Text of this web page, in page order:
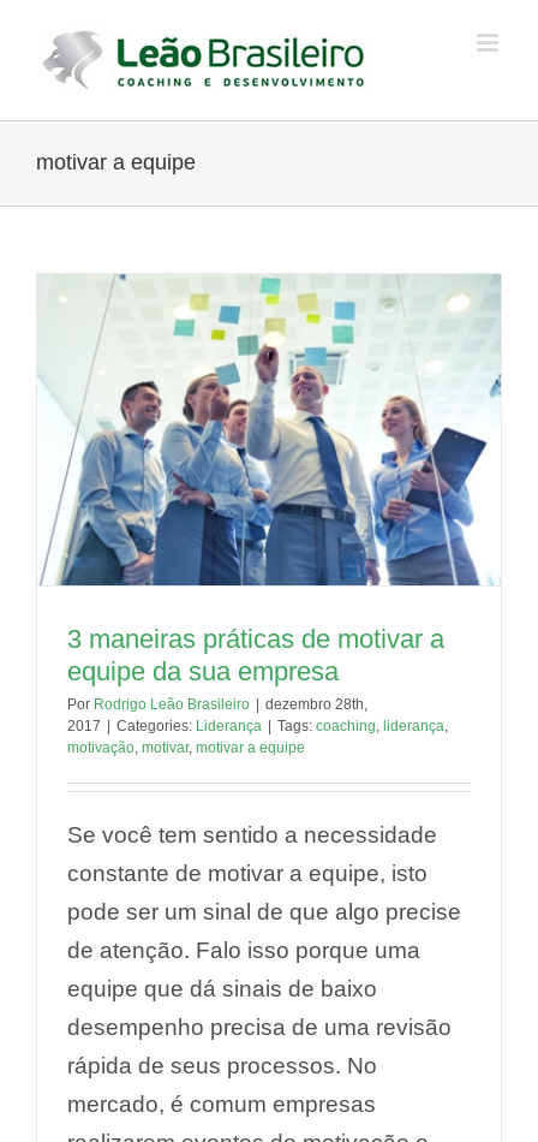
para
motivar a equipe
3 maneiras práticas de motivar a
equipe da sua empresa
Por Rodrigo Leão Brasileiro | dezembro 28th,
2017 | Categories: Liderança | Tags: coaching liderança
motivação motivar, motivar a equipe
Se você tem sentido a necessidade
constante de motivar a equipe, isto
pode ser um sinal de que algo precise
de atenção. Falo isso porque uma
equipe que dá sinais de baixo
desempenho precisa de uma revisão
rápida de seus processos. No
mercado, é comum empresas